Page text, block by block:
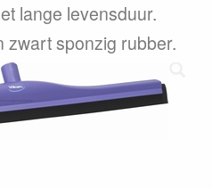
lange levensduur.
zwart sponzig rubber.